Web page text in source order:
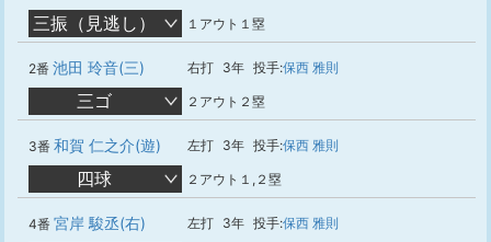
三振（見逃し） １アウト１塁
2番 池田 玲音(三) 右打 3年 投手:保西 雅則
三ゴ ２アウト２塁
3番 和賀 仁之介(遊) 左打 3年 投手:保西 雅則
四球 ２アウト１,２塁
4番 宮岸 駿丞(右) 左打 3年 投手:保西 雅則